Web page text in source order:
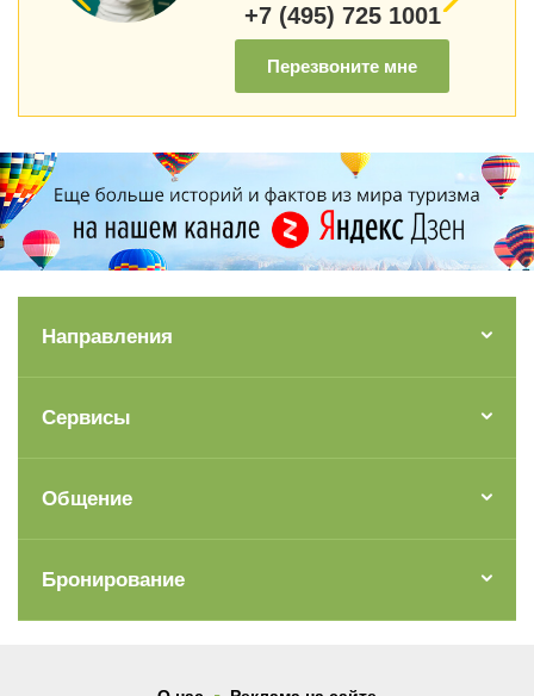
+7 (495) 725 1001
Перезвоните мне
Направления
Сервисы
Общение
Бронирование
.